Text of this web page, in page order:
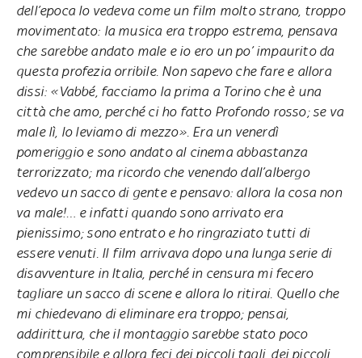
dell’epoca lo vedeva come un film molto strano, troppo
movimentato: la musica era troppo estrema, pensava
che sarebbe andato male e io ero un po’ impaurito da
questa profezia orribile. Non sapevo che fare e allora
dissi: «Vabbé, facciamo la prima a Torino che è una
città che amo, perché ci ho fatto Profondo rosso; se va
male lì, lo leviamo di mezzo». Era un venerdì
pomeriggio e sono andato al cinema abbastanza
terrorizzato; ma ricordo che venendo dall’albergo
vedevo un sacco di gente e pensavo: allora la cosa non
va male!… e infatti quando sono arrivato era
pienissimo; sono entrato e ho ringraziato tutti di
essere venuti. Il film arrivava dopo una lunga serie di
disavventure in Italia, perché in censura mi fecero
tagliare un sacco di scene e allora lo ritirai. Quello che
mi chiedevano di eliminare era troppo; pensai,
addirittura, che il montaggio sarebbe stato poco
comprensibile e allora feci dei piccoli tagli, dei piccoli